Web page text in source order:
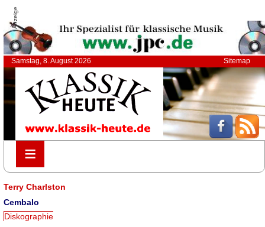
Anzeige
Samstag, 8. August 2026 Sitemap
≡
≡
Terry Charlston
Cembalo
Diskographie